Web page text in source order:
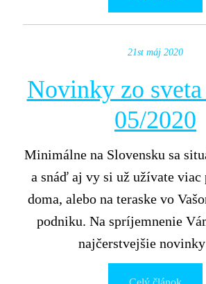
21st máj 2020
Novinky zo
05/2020
Minimálne na Slovensku sa
a snáď aj vy si už užívate viac
doma, alebo na teraske vo
podniku. Na spríjemnenie
najčerstvejšie